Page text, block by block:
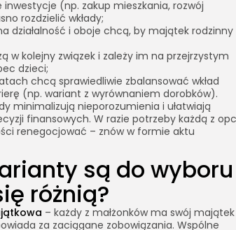
(np. zakup mieszkania, rozwój
rozdzielić wkłady;
działalność i oboje chcą, by majątek rodzinny
w kolejny związek i zależy im na przejrzystym
dzieci;
chcą sprawiedliwie zbalansować wkład
(np. wariant z wyrównaniem dorobków).
minimalizują nieporozumienia i ułatwiają
finansowych. W razie potrzeby każdą z
renegocjować – znów w formie aktu
są do wyboru
różnią?
– każdy z małżonków ma swój
za zaciągane zobowiązania. Wspólne